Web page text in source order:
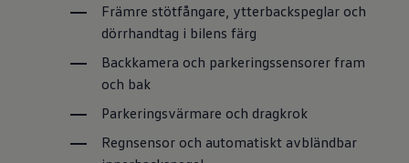
Främre stötfångare, ytterbackspeglar och
dörrhandtag i bilens färg
Backkamera och parkeringssensorer fram
och bak
Parkeringsvärmare och dragkrok
Regnsensor och automatiskt avbländbar